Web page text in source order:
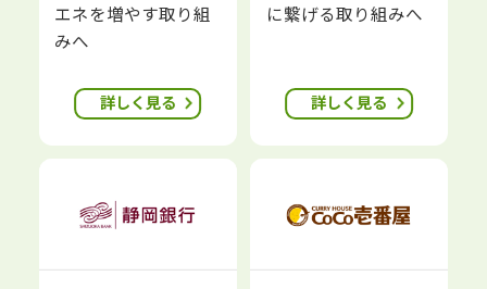
エネを増やす取り組
みへ
詳しく見る
に繋げる取り組みへ
詳しく見る